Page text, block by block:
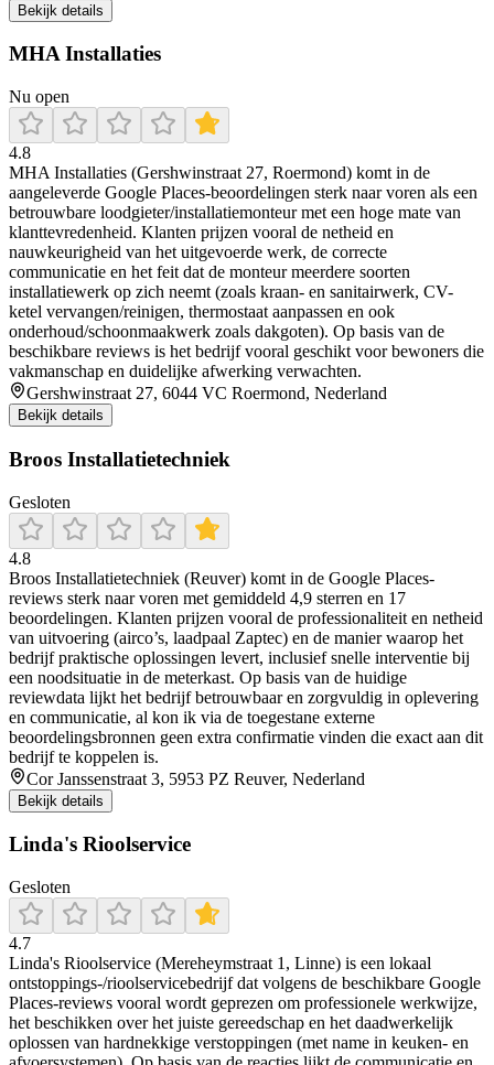
Bekijk details
MHA Installaties
Nu open
4.8
MHA Installaties (Gershwinstraat 27, Roermond) komt in de
aangeleverde Google Places-beoordelingen sterk naar voren als een
betrouwbare loodgieter/installatiemonteur met een hoge mate van
klanttevredenheid. Klanten prijzen vooral de netheid en
nauwkeurigheid van het uitgevoerde werk, de correcte
communicatie en het feit dat de monteur meerdere soorten
installatiewerk op zich neemt (zoals kraan- en sanitairwerk, CV-
ketel vervangen/reinigen, thermostaat aanpassen en ook
onderhoud/schoonmaakwerk zoals dakgoten). Op basis van de
beschikbare reviews is het bedrijf vooral geschikt voor bewoners die
vakmanschap en duidelijke afwerking verwachten.
Gershwinstraat 27, 6044 VC Roermond, Nederland
Bekijk details
Broos Installatietechniek
Gesloten
4.8
Broos Installatietechniek (Reuver) komt in de Google Places-
reviews sterk naar voren met gemiddeld 4,9 sterren en 17
beoordelingen. Klanten prijzen vooral de professionaliteit en netheid
van uitvoering (airco’s, laadpaal Zaptec) en de manier waarop het
bedrijf praktische oplossingen levert, inclusief snelle interventie bij
een noodsituatie in de meterkast. Op basis van de huidige
reviewdata lijkt het bedrijf betrouwbaar en zorgvuldig in oplevering
en communicatie, al kon ik via de toegestane externe
beoordelingsbronnen geen extra confirmatie vinden die exact aan dit
bedrijf te koppelen is.
Cor Janssenstraat 3, 5953 PZ Reuver, Nederland
Bekijk details
Linda's Rioolservice
Gesloten
4.7
Linda's Rioolservice (Mereheymstraat 1, Linne) is een lokaal
ontstoppings-/rioolservicebedrijf dat volgens de beschikbare Google
Places-reviews vooral wordt geprezen om professionele werkwijze,
het beschikken over het juiste gereedschap en het daadwerkelijk
oplossen van hardnekkige verstoppingen (met name in keuken- en